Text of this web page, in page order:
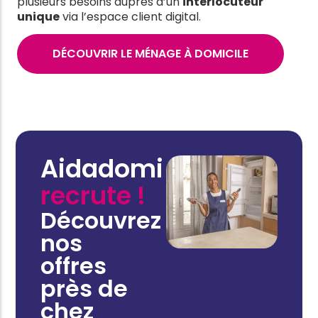
uniquevia l’espace client digital.
DÉCOUVRIR LE MÉNAGE À DOMICILE
Aidadomi
recrute !
Découvrez
nos
offres
près de
chez